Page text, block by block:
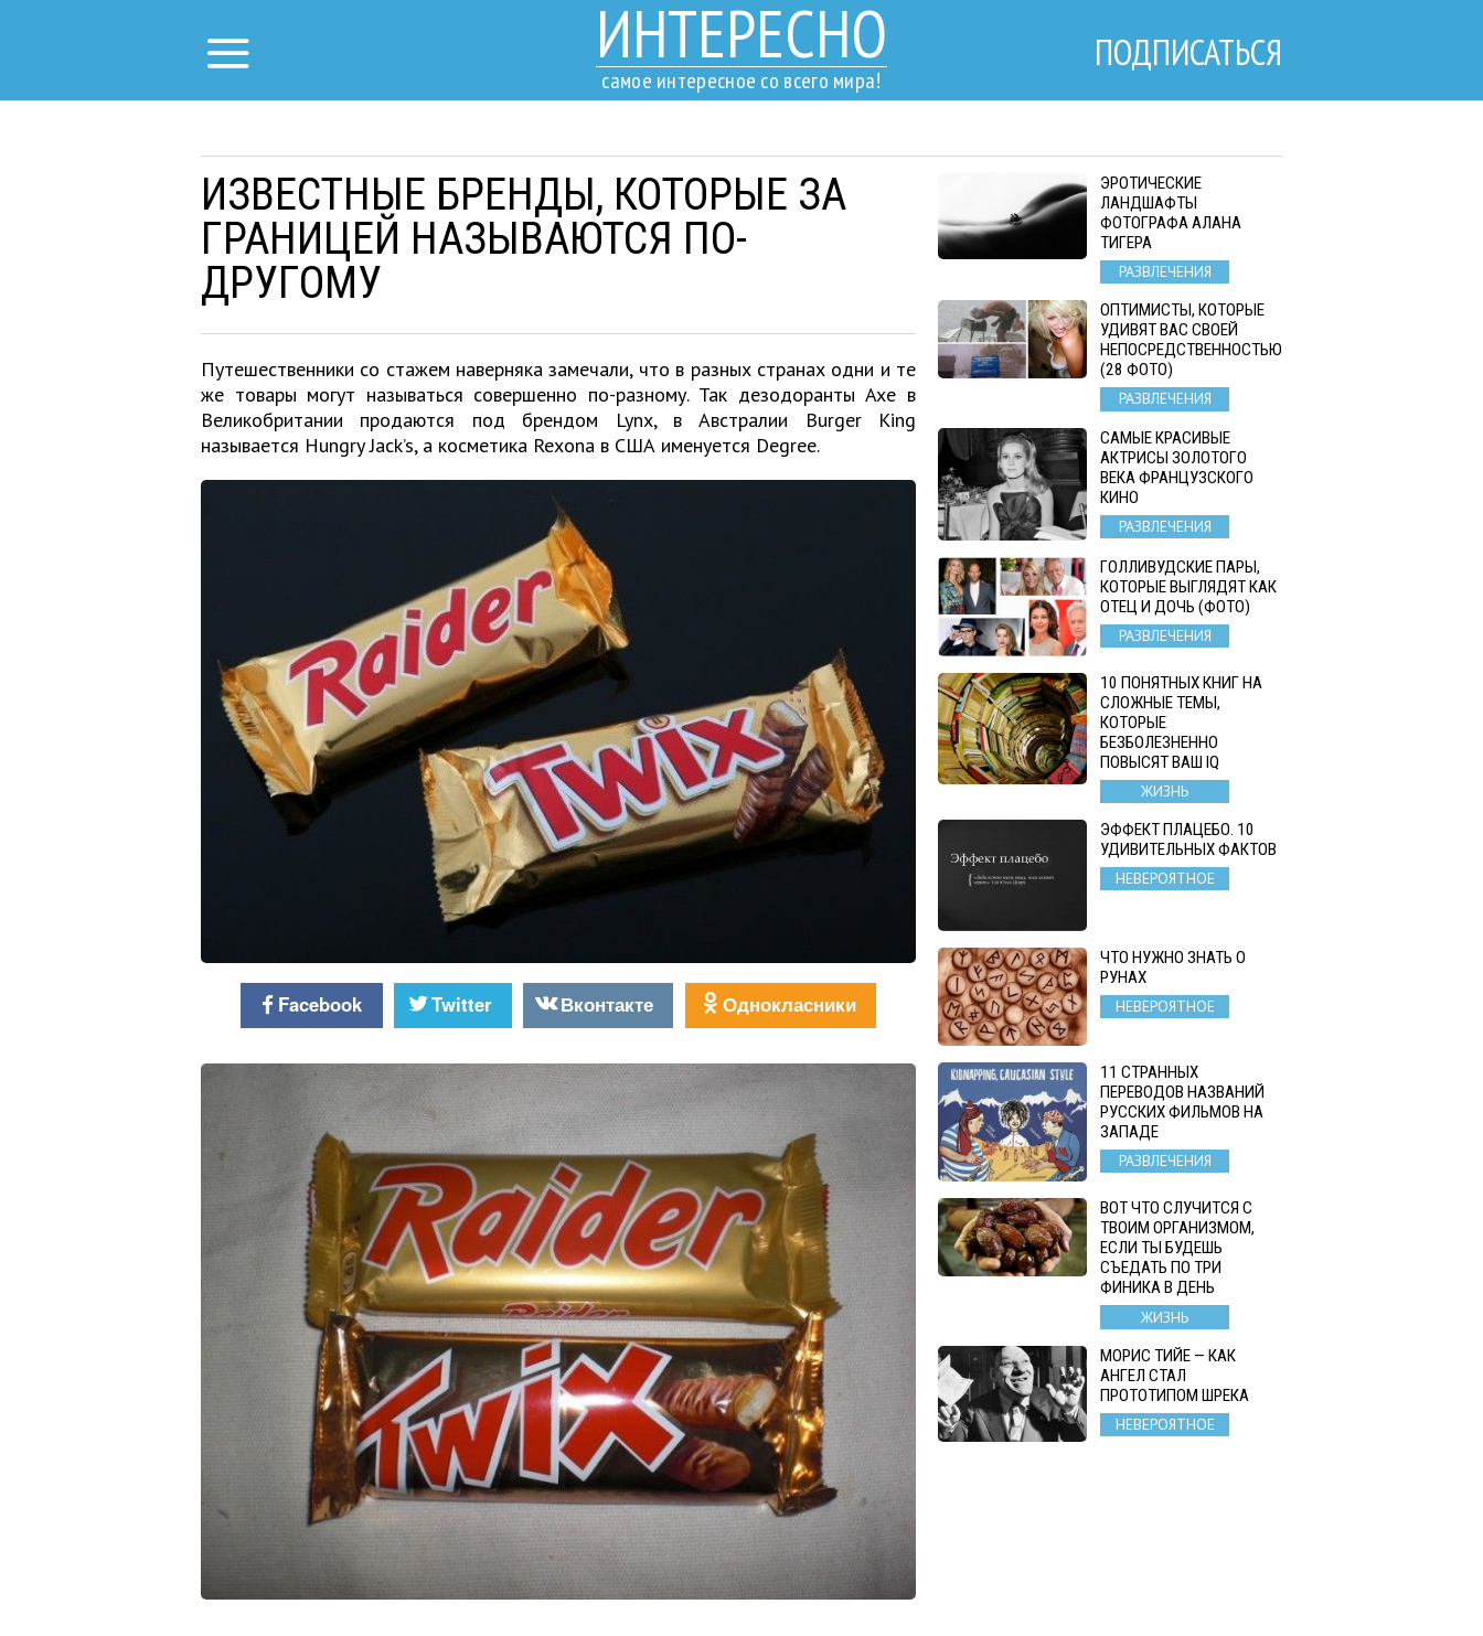
ИНТЕРЕСНО
самое интересное со всего мира!
ПОДПИСАТЬСЯ
ИЗВЕСТНЫЕ БРЕНДЫ, КОТОРЫЕ ЗА
ГРАНИЦЕЙ НАЗЫВАЮТСЯ ПО-
ДРУГОМУ
Путешественники со стажем наверняка замечали, что в разных странах одни и те
же товары могут называться совершенно по-разному. Так дезодоранты Axe в
Великобритании продаются под брендом Lynx, в Австралии Burger King
называется Hungry Jack’s, а косметика Rexona в США именуется Degree.
Facebook Twitter Вконтакте Однокласники
ЭРОТИЧЕСКИЕ
ЛАНДШАФТЫ
ФОТОГРАФА АЛАНА
ТИГЕРА
РАЗВЛЕЧЕНИЯ
ОПТИМИСТЫ, КОТОРЫЕ
УДИВЯТ ВАС СВОЕЙ
НЕПОСРЕДСТВЕННОСТЬЮ
(28 ФОТО)
РАЗВЛЕЧЕНИЯ
САМЫЕ КРАСИВЫЕ
АКТРИСЫ ЗОЛОТОГО
ВЕКА ФРАНЦУЗСКОГО
КИНО
РАЗВЛЕЧЕНИЯ
ГОЛЛИВУДСКИЕ ПАРЫ,
КОТОРЫЕ ВЫГЛЯДЯТ КАК
ОТЕЦ И ДОЧЬ (ФОТО)
РАЗВЛЕЧЕНИЯ
10 ПОНЯТНЫХ КНИГ НА
СЛОЖНЫЕ ТЕМЫ,
КОТОРЫЕ
БЕЗБОЛЕЗНЕННО
ПОВЫСЯТ ВАШ IQ
ЖИЗНЬ
ЭФФЕКТ ПЛАЦЕБО. 10
УДИВИТЕЛЬНЫХ ФАКТОВ
НЕВЕРОЯТНОЕ
ЧТО НУЖНО ЗНАТЬ О
РУНАХ
НЕВЕРОЯТНОЕ
11 СТРАННЫХ
ПЕРЕВОДОВ НАЗВАНИЙ
РУССКИХ ФИЛЬМОВ НА
ЗАПАДЕ
РАЗВЛЕЧЕНИЯ
ВОТ ЧТО СЛУЧИТСЯ С
ТВОИМ ОРГАНИЗМОМ,
ЕСЛИ ТЫ БУДЕШЬ
СЪЕДАТЬ ПО ТРИ
ФИНИКА В ДЕНЬ
ЖИЗНЬ
МОРИС ТИЙЕ — КАК
АНГЕЛ СТАЛ
ПРОТОТИПОМ ШРЕКА
НЕВЕРОЯТНОЕ